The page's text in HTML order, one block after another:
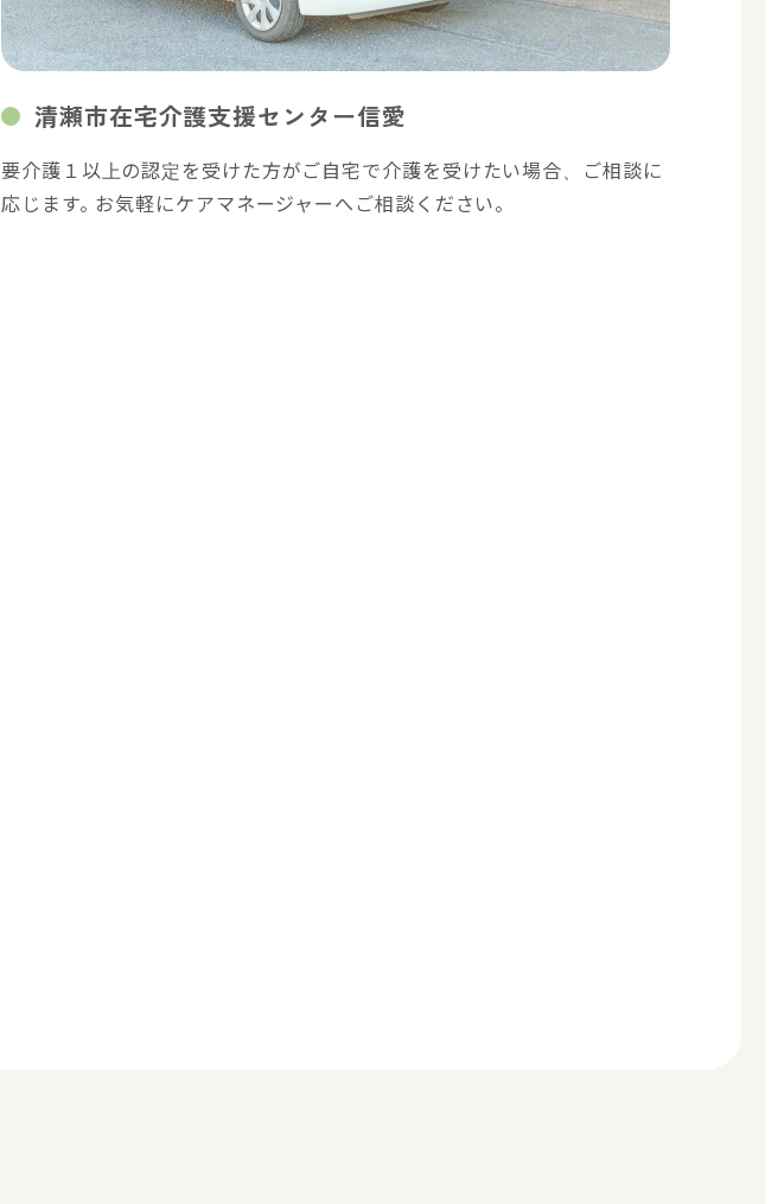
清瀬市在宅介護支援センター信愛
要介護１以上の認定を受けた方がご自宅で介護を受けたい場合、ご相談に
応じます。 お気軽にケアマネージャーへご相談ください。